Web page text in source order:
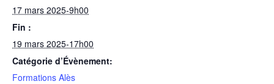
17 mars 2025-9h00
Fin :
19 mars 2025-17h00
Catégorie d’Évènement:
Formations Alès